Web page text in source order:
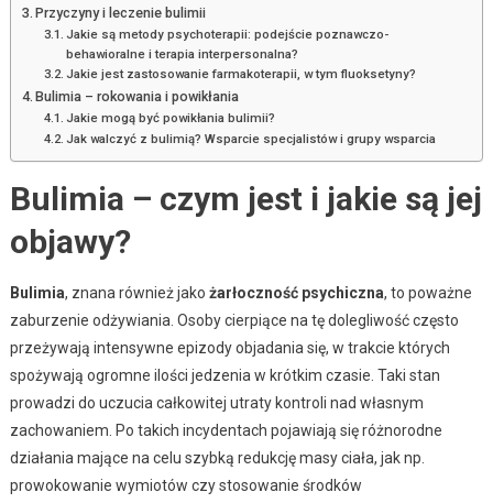
Przyczyny i leczenie bulimii
Jakie są metody psychoterapii: podejście poznawczo-
behawioralne i terapia interpersonalna?
Jakie jest zastosowanie farmakoterapii, w tym fluoksetyny?
Bulimia – rokowania i powikłania
Jakie mogą być powikłania bulimii?
Jak walczyć z bulimią? Wsparcie specjalistów i grupy wsparcia
Bulimia – czym jest i jakie są jej
objawy?
Bulimia, znana również jako żarłoczność psychiczna, to poważne
zaburzenie odżywiania. Osoby cierpiące na tę dolegliwość często
przeżywają intensywne epizody objadania się, w trakcie których
spożywają ogromne ilości jedzenia w krótkim czasie. Taki stan
prowadzi do uczucia całkowitej utraty kontroli nad własnym
zachowaniem. Po takich incydentach pojawiają się różnorodne
działania mające na celu szybką redukcję masy ciała, jak np.
prowokowanie wymiotów czy stosowanie środków